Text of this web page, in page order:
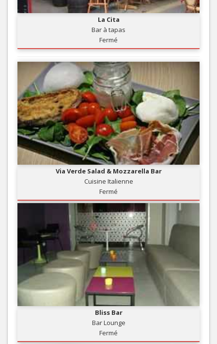
La Cita
Bar à tapas
Fermé
Via Verde Salad & Mozzarella Bar
Cuisine Italienne
Fermé
Bliss Bar
Bar Lounge
Fermé